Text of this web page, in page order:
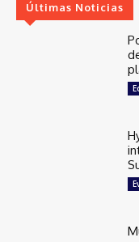
Últimas Noticias